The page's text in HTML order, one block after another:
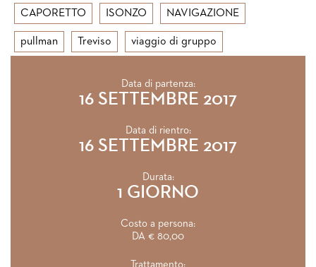
CAPORETTO
ISONZO NAVIGAZIONE
pullman Treviso viaggio di gruppo
Data di partenza:
16 SETTEMBRE 2017
Data di rientro:
16 SETTEMBRE 2017
Durata:
1 GIORNO
Costo a persona:
DA € 80,00
Trattamento: